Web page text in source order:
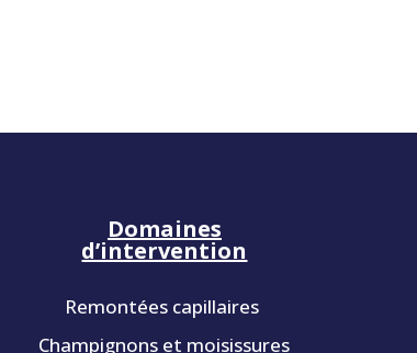
Domaines
d’intervention
Remontées capillaires
Champignons et moisissures